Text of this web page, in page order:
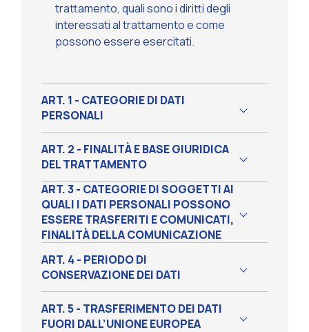
trattamento, quali sono i diritti degli
interessati al trattamento e come
possono essere esercitati.
ART. 1 - CATEGORIE DI DATI
PERSONALI
ART. 2 - FINALITÀ E BASE GIURIDICA
DEL TRATTAMENTO
ART. 3 - CATEGORIE DI SOGGETTI AI
QUALI I DATI PERSONALI POSSONO
ESSERE TRASFERITI E COMUNICATI,
FINALITÀ DELLA COMUNICAZIONE
ART. 4 - PERIODO DI
CONSERVAZIONE DEI DATI
ART. 5 - TRASFERIMENTO DEI DATI
FUORI DALL’UNIONE EUROPEA